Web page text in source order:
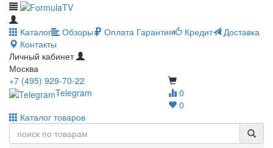
Каталог Обзоры Оплата Гарантия Кредит
Доставка
Контакты
Личный кабинет
Москва
0
0
+7 (495) 929-70-22
Telegram
Каталог товаров